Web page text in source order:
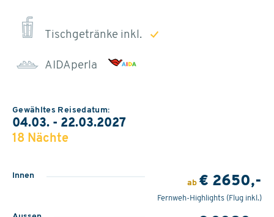
Tischgetränke inkl.
AIDAperla
Gewähltes Reisedatum:
04.03. - 22.03.2027
18 Nächte
Innen
ab € 2650,-
Fernweh-Highlights (Flug inkl.)